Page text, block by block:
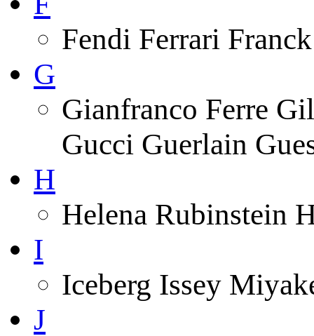
Fendi Ferrari
G
Gianfranco Ferre
Gucci Guerlain
H
Helena Rubinstein
I
Iceberg Issey
J